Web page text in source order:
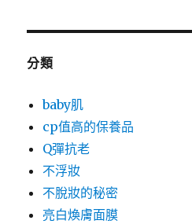
分類
baby肌
cp值高的保養品
Q彈抗老
不浮妝
不脫妝的秘密
亮白煥膚面膜